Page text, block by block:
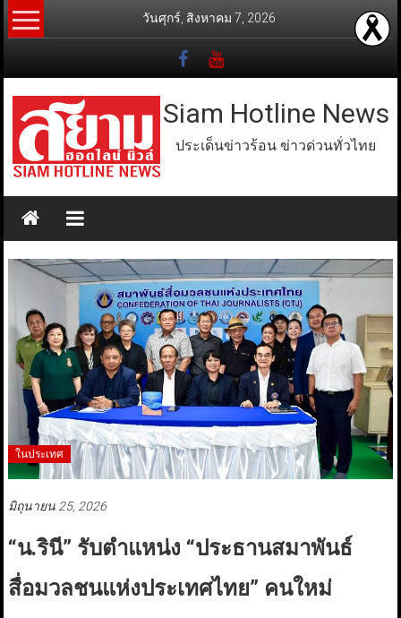
Skip
to
วันศุกร์, สิงหาคม 7, 2026
Siam Hotline News
ประเด็นข่าวร้อน ข่าวด่วนทั่วไทย
ในประเทศ
มิถุนายน 25, 2026
“น.รินี” รับตำแหน่ง “ประธานสมาพันธ์
สื่อมวลชนแห่งประเทศไทย” คนใหม่